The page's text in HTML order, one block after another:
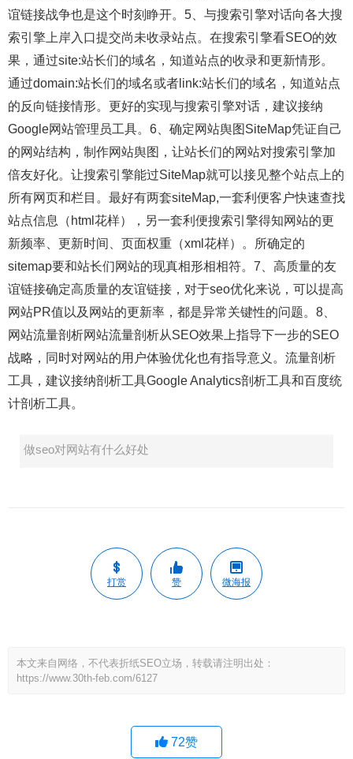
谊链接战争也是这个时刻睁开。5、与搜索引擎对话向各大搜
索引擎上岸入口提交尚未收录站点。在搜索引擎看SEO的效
果，通过site:站长们的域名，知道站点的收录和更新情形。
通过domain:站长们的域名或者link:站长们的域名，知道站点
的反向链接情形。更好的实现与搜索引擎对话，建议接纳
Google网站管理员工具。6、确定网站舆图SiteMap凭证自己
的网站结构，制作网站舆图，让站长们的网站对搜索引擎加
倍友好化。让搜索引擎能过SiteMap就可以接见整个站点上的
所有网页和栏目。最好有两套siteMap,一套利便客户快速查找
站点信息（html花样），另一套利便搜索引擎得知网站的更
新频率、更新时间、页面权重（xml花样）。所确定的
sitemap要和站长们网站的现真相形相相符。7、高质量的友
谊链接确定高质量的友谊链接，对于seo优化来说，可以提高
网站PR值以及网站的更新率，都是异常关键性的问题。8、
网站流量剖析网站流量剖析从SEO效果上指导下一步的SEO
战略，同时对网站的用户体验优化也有指导意义。流量剖析
工具，建议接纳剖析工具Google Analytics剖析工具和百度统
计剖析工具。
做seo对网站有什么好处
打赏 赞 微海报
本文来自网络，不代表折纸SEO立场，转载请注明出处：
https://www.30th-feb.com/6127
72赞